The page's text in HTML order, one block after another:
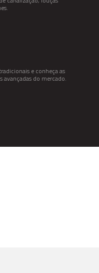
e conheça as
avançadas do mercado.